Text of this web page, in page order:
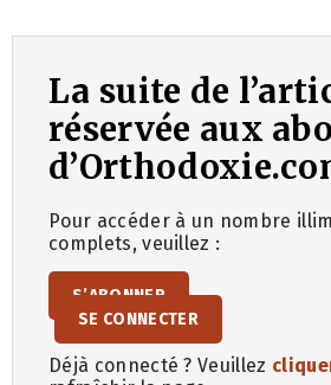
La suite de
réservée aux
Pour accéder à un nombre
complets, veuillez :
S’ABONNER
SE CONNECTER
Déjà connecté ? Veuillez